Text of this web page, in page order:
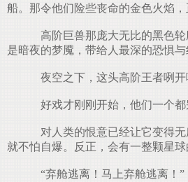
船。那令他们险些丧命的金色火焰，
高阶巨兽那庞大无比的黑色轮
是暗夜的梦魇，带给人最深的恐惧与
夜空之下，这头高阶王者咧开
好戏才刚刚开始，他们一个都
对人类的恨意已经让它变得
就不怕自爆。反正，会有一整颗星球
“弃舱逃离！马上弃舱逃离！”